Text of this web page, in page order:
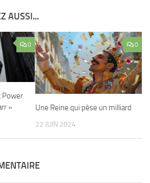
AUSSI...
0
Power
»
0
Une Reine qui pèse un milliard
22 JUIN 2024